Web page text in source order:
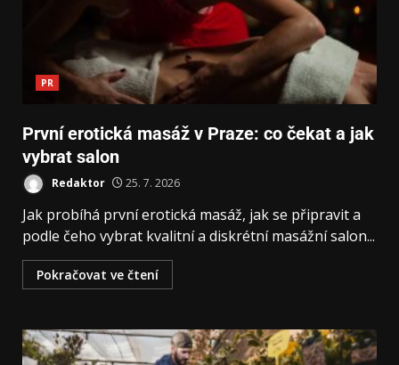
PR
První erotická masáž v Praze: co čekat a jak
vybrat salon
Redaktor 25. 7. 2026
Jak probíhá první erotická masáž, jak se připravit a
podle čeho vybrat kvalitní a diskrétní masážní salon...
Pokračovat ve čtení